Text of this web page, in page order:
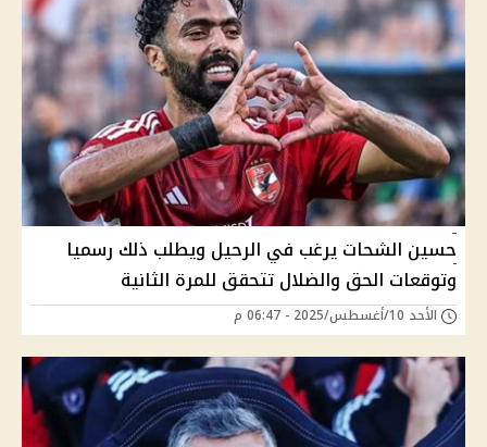
حسين الشحات يرغب في الرحيل ويطلب ذلك رسميا
وتوقعات الحق والضلال تتحقق للمرة الثانية
الأحد 10/أغسطس/2025 - 06:47 م